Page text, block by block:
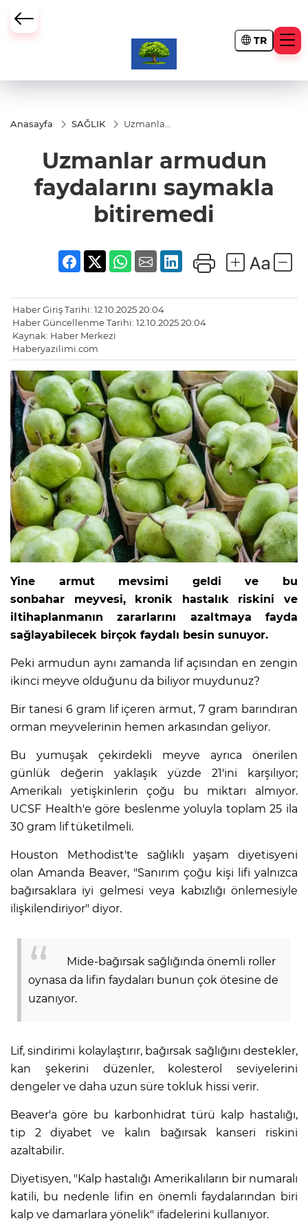
TR
Anasayfa SAĞLIK
Uzmanlar
saymakla
bitiremedi
Uzmanlar armudun
faydalarını saymakla
bitiremedi
Haber Giriş Tarihi: 12.10.2025 20:04
Haber Güncellenme Tarihi: 12.10.2025 20:04
Kaynak: Haber Merkezi
Haberyazilimi.com
Yine armut mevsimi geldi ve bu
sonbahar meyvesi, kronik hastalık riskini ve
iltihaplanmanın zararlarını azaltmaya fayda
sağlayabilecek birçok faydalı besin sunuyor.
Peki armudun aynı zamanda lif açısından en zengin
ikinci meyve olduğunu da biliyor muydunuz?
Bir tanesi 6 gram lif içeren armut, 7 gram barındıran
orman meyvelerinin hemen arkasından geliyor.
Bu yumuşak çekirdekli meyve ayrıca önerilen
günlük değerin yaklaşık yüzde 21'ini karşılıyor;
Amerikalı yetişkinlerin çoğu bu miktarı almıyor.
UCSF Health'e göre beslenme yoluyla toplam 25 ila
30 gram lif tüketilmeli.
Houston Methodist'te sağlıklı yaşam diyetisyeni
olan Amanda Beaver, "Sanırım çoğu kişi lifi yalnızca
bağırsaklara iyi gelmesi veya kabızlığı önlemesiyle
ilişkilendiriyor" diyor.
Mide-bağırsak sağlığında önemli roller
oynasa da lifin faydaları bunun çok ötesine de
uzanıyor.
Lif, sindirimi kolaylaştırır, bağırsak sağlığını destekler,
kan şekerini düzenler, kolesterol seviyelerini
dengeler ve daha uzun süre tokluk hissi verir.
Beaver'a göre bu karbonhidrat türü kalp hastalığı,
tip 2 diyabet ve kalın bağırsak kanseri riskini
azaltabilir.
Diyetisyen, "Kalp hastalığı Amerikalıların bir numaralı
katili, bu nedenle lifin en önemli faydalarından biri
kalp ve damarlara yönelik" ifadelerini kullanıyor.